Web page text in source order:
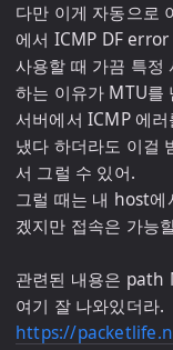
다만 이게 자동으로
에서 ICMP DF
사용할 때 가끔 특정
하는 이유가 MTU를
서버에서 ICMP 에
냈다 하더라도 이걸
서 그럴 수 있어.
그럴 때는 내 host에
겠지만 접속은 가능
관련된 내용은 path
https://